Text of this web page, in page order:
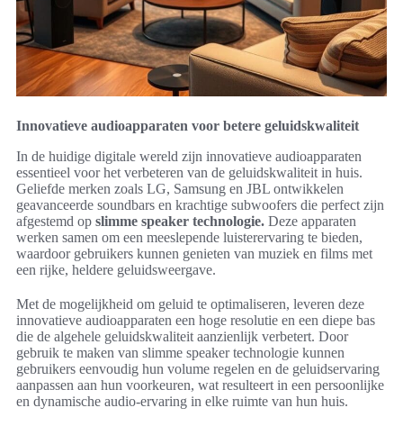
Innovatieve audioapparaten voor betere geluidskwaliteit
In de huidige digitale wereld zijn innovatieve audioapparaten
essentieel voor het verbeteren van de geluidskwaliteit in huis.
Geliefde merken zoals LG, Samsung en JBL ontwikkelen
geavanceerde soundbars en krachtige subwoofers die perfect zijn
afgestemd op slimme speaker technologie. Deze apparaten
werken samen om een meeslepende luisterervaring te bieden,
waardoor gebruikers kunnen genieten van muziek en films met
een rijke, heldere geluidsweergave.
Met de mogelijkheid om geluid te optimaliseren, leveren deze
innovatieve audioapparaten een hoge resolutie en een diepe bas
die de algehele geluidskwaliteit aanzienlijk verbetert. Door
gebruik te maken van slimme speaker technologie kunnen
gebruikers eenvoudig hun volume regelen en de geluidservaring
aanpassen aan hun voorkeuren, wat resulteert in een persoonlijke
en dynamische audio-ervaring in elke ruimte van hun huis.